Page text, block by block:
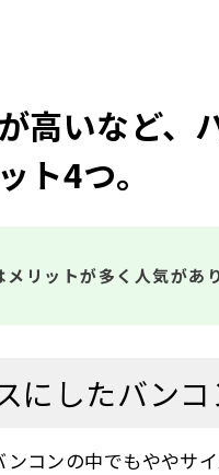
高いなど、
ト4つ。
リットが多く人気があり
にしたバン
コンの中でもややサ